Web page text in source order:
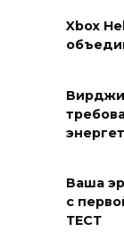
Xbox
Ваша
с
ТЕСТ